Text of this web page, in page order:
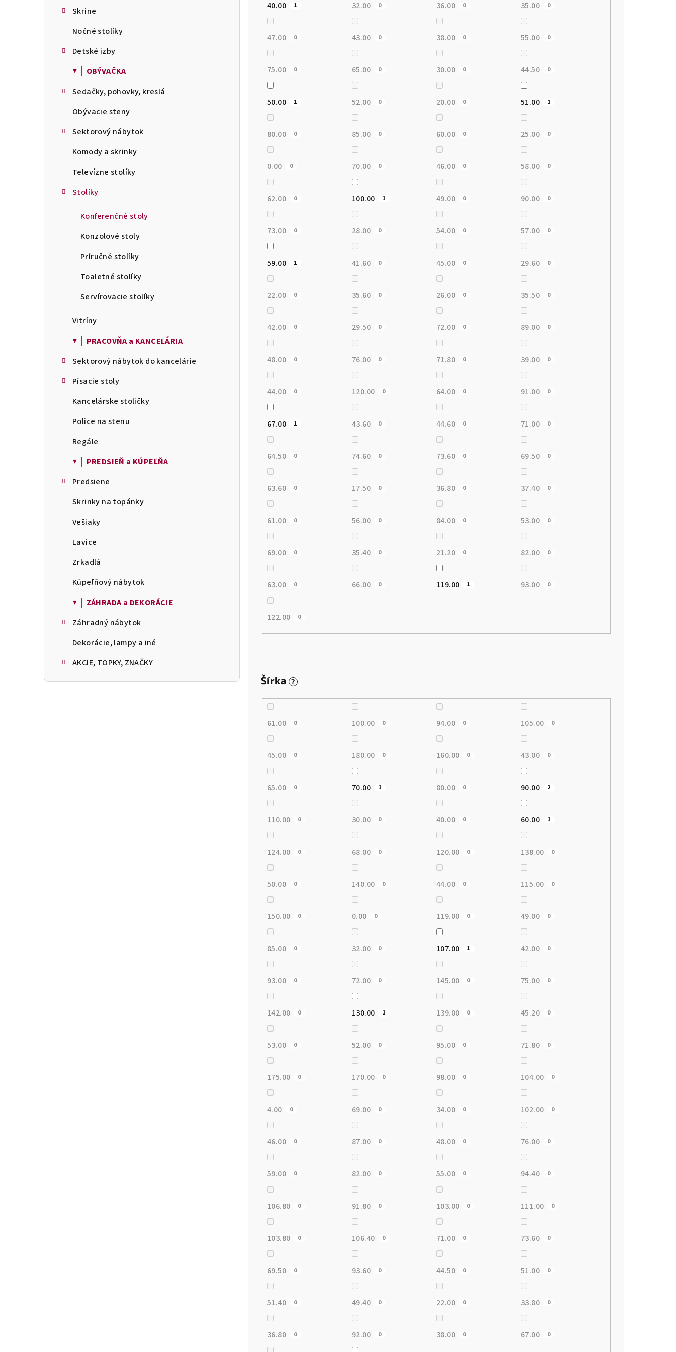
Skrine
Nočné stolíky
Detské izby
▼ │ OBÝVAČKA
Sedačky, pohovky, kreslá
Obývacie steny
Sektorový nábytok
Komody a skrinky
Televízne stolíky
Stolíky
Konferenčné stoly
Konzolové stoly
Príručné stolíky
Toaletné stolíky
Servírovacie stolíky
Vitríny
▼ │ PRACOVŇA a KANCELÁRIA
Sektorový nábytok do kancelárie
Písacie stoly
Kancelárske stoličky
Police na stenu
Regále
▼ │ PREDSIEŇ a KÚPEĽŇA
Predsiene
Skrinky na topánky
Vešiaky
Lavice
Zrkadlá
Kúpeľňový nábytok
▼ │ ZÁHRADA a DEKORÁCIE
Záhradný nábytok
Dekorácie, lampy a iné
AKCIE, TOPKY, ZNAČKY
40.00 1 32.00 0 36.00 0 35.00 0
47.00 0 43.00 0 38.00 0 55.00 0
75.00 0 65.00 0 30.00 0 44.50 0
50.00 1 52.00 0 20.00 0 51.00 1
80.00 0 85.00 0 60.00 0 25.00 0
0.00 0 70.00 0 46.00 0 58.00 0
62.00 0 100.00 1 49.00 0 90.00 0
73.00 0 28.00 0 54.00 0 57.00 0
59.00 1 41.60 0 45.00 0 29.60 0
22.00 0 35.60 0 26.00 0 35.50 0
42.00 0 29.50 0 72.00 0 89.00 0
48.00 0 76.00 0 71.80 0 39.00 0
44.00 0 120.00 0 64.00 0 91.00 0
67.00 1 43.60 0 44.60 0 71.00 0
64.50 0 74.60 0 73.60 0 69.50 0
63.60 0 17.50 0 36.80 0 37.40 0
61.00 0 56.00 0 84.00 0 53.00 0
69.00 0 35.40 0 21.20 0 82.00 0
63.00 0 66.00 0 119.00 1 93.00 0
122.00 0
Šírka ?
61.00 0 100.00 0 94.00 0 105.00 0
45.00 0 180.00 0 160.00 0 43.00 0
65.00 0 70.00 1 80.00 0 90.00 2
110.00 0 30.00 0 40.00 0 60.00 1
124.00 0 68.00 0 120.00 0 138.00 0
50.00 0 140.00 0 44.00 0 115.00 0
150.00 0 0.00 0 119.00 0 49.00 0
85.00 0 32.00 0 107.00 1 42.00 0
93.00 0 72.00 0 145.00 0 75.00 0
142.00 0 130.00 1 139.00 0 45.20 0
53.00 0 52.00 0 95.00 0 71.80 0
175.00 0 170.00 0 98.00 0 104.00 0
4.00 0 69.00 0 34.00 0 102.00 0
46.00 0 87.00 0 48.00 0 76.00 0
59.00 0 82.00 0 55.00 0 94.40 0
106.80 0 91.80 0 103.00 0 111.00 0
103.80 0 106.40 0 71.00 0 73.60 0
69.50 0 93.60 0 44.50 0 51.00 0
51.40 0 49.40 0 22.00 0 33.80 0
36.80 0 92.00 0 38.00 0 67.00 0